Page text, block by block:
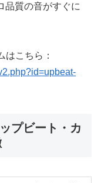
品質の音がすぐに
はこちら：
プビート・カ